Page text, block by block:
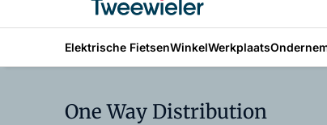
Elektrische FietsenWinkelWerkplaats
One Way Distribution